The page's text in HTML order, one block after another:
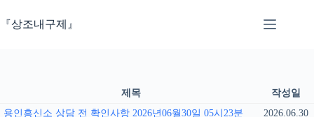
문
기
『상조내구제』
제목
작성일
용인흥신소 상담 전 확인사항 2026년06월30일 05시23분
2026.06.30